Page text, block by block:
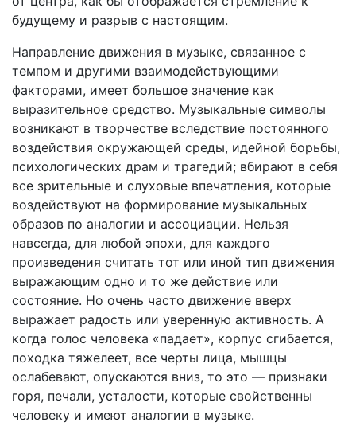
будущему и разрыв с настоящим.
Направление движения в музыке, связанное с
темпом и другими взаимодействующими
факторами, имеет большое значение как
выразительное средство. Музыкальные символы
возникают в творчестве вследствие постоянного
воздействия окружающей среды, идейной борьбы,
психологических драм и трагедий; вбирают в себя
все зрительные и слуховые впечатления, которые
воздействуют на формирование музыкальных
образов по аналогии и ассоциации. Нельзя
навсегда, для любой эпохи, для каждого
произведения считать тот или иной тип движения
выражающим одно и то же действие или
состояние. Но очень часто движение вверх
выражает радость или уверенную активность. А
когда голос человека «падает», корпус сгибается,
походка тяжелеет, все черты лица, мышцы
ослабевают, опускаются вниз, то это — признаки
горя, печали, усталости, которые свойственны
человеку и имеют аналогии в музыке.